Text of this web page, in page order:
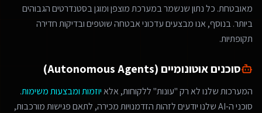
מאובטחת. כל נתון שנשמר במערכת מוצפן ומוגן בסטנדרטים הגבוהים
ביותר. בנוסף, אנו מבצעים עדכוני אבטחה שוטפים ובדיקות חדירה
תקופתיות.
סוכנים אוטונומיים (Autonomous Agents)
המערכות שלנו לא רק "עונות" ללקוחות, אלאיוזמות ומבצעות משימות.
סוכני ה-AI שלנו יודעים לזהות הזדמנויות מכירה, לתאם פגישות מורכבות,